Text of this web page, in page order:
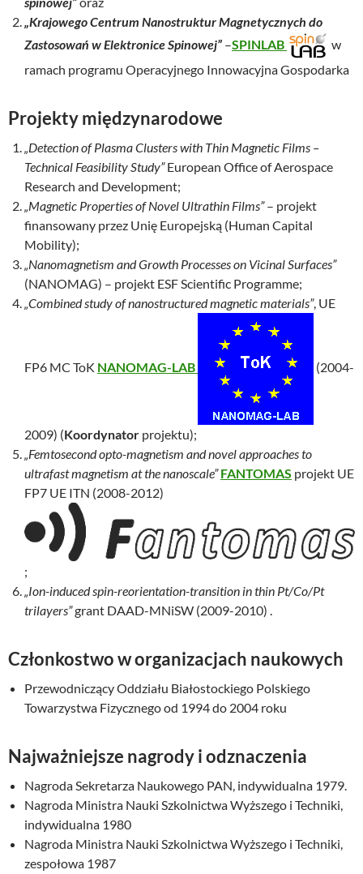
„Krajowego Centrum Nanostruktur Magnetycznych do
Zastosowań w Elektronice Spinowej” –SPINLAB
w
ramach programu Operacyjnego Innowacyjna Gospodarka
Projekty międzynarodowe
„Detection of Plasma Clusters with Thin Magnetic Films –
Technical Feasibility Study”European Office of Aerospace
Research and Development;
„Magnetic Properties of Novel Ultrathin Films”– projekt
finansowany przez Unię Europejską (Human Capital
Mobility);
„Nanomagnetism and Growth Processes on Vicinal Surfaces”
(NANOMAG) – projekt ESF Scientific Programme;
„Combined study of nanostructured magnetic materials”, UE
FP6 MC ToK NANOMAG-LAB (2004-
2009) (Koordynator projektu);
„Femtosecond opto-magnetism and novel approaches to
ultrafast magnetism at the nanoscale” FANTOMAS projekt UE
FP7 UE ITN (2008-2012)
;
„Ion-induced spin-reorientation-transition in thin Pt/Co/Pt
trilayers”grant DAAD-MNiSW (2009-2010) .
Członkostwo w organizacjach naukowych
Przewodniczący Oddziału Białostockiego Polskiego
Towarzystwa Fizycznego od 1994 do 2004 roku
Najważniejsze nagrody i odznaczenia
Nagroda Sekretarza Naukowego PAN, indywidualna 1979.
Nagroda Ministra Nauki Szkolnictwa Wyższego i Techniki,
indywidualna 1980
Nagroda Ministra Nauki Szkolnictwa Wyższego i Techniki,
zespołowa 1987